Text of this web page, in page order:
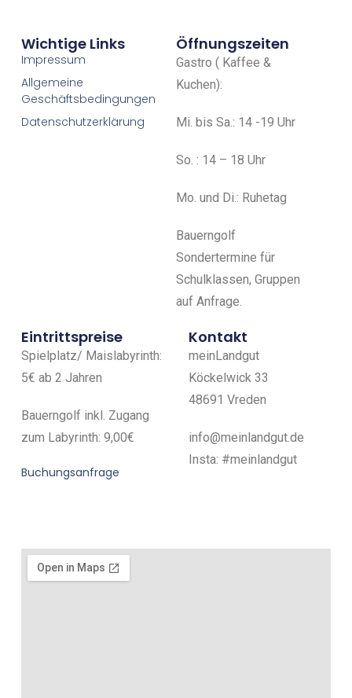
Wichtige Links
Impressum
Allgemeine
Geschäftsbedingungen
Datenschutzerklärung
Öffnungszeiten
Gastro ( Kaffee &
Kuchen):
Mi. bis Sa.: 14 -19 Uhr
So. : 14 – 18 Uhr
Mo. und Di.: Ruhetag
Bauerngolf
Sondertermine für
Schulklassen, Gruppen
auf Anfrage.
Eintrittspreise
Spielplatz/ Maislabyrinth:
5€ ab 2 Jahren
Bauerngolf inkl. Zugang
zum Labyrinth: 9,00€
Buchungsanfrage
Kontakt
meinLandgut
Köckelwick 33
48691 Vreden
info@meinlandgut.de
Insta: #meinlandgut